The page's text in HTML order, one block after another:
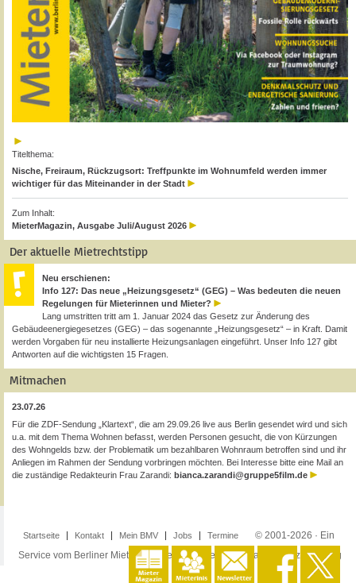
Titelthema:
Nische, Freiraum, Rückzugsort: Treffpunkte im Wohnumfeld werden immer
wichtiger für das Miteinander in der Stadt
Zum Inhalt:
MieterMagazin, Ausgabe Juli/August 2026
Der aktuelle Mietrechtstipp
Neu erschienen:
Info 127: Das neue „Heizungsgesetz“ (GEG) – Was bedeuten die neuen
Regelungen für Mieterinnen und Mieter?
Lang umstritten tritt am 1. Januar 2024 das Gesetz zur Änderung des
Gebäudeenergiegesetzes (GEG) – das sogenannte „Heizungsgesetz“ – in Kraft. Damit
werden Vorgaben für neu installierte Heizungsanlagen eingeführt. Unser Info 127 gibt
Antworten auf die wichtigsten 15 Fragen.
Mitmachen
23.07.26
Für die ZDF-Sendung „Klartext“, die am 29.09.26 live aus Berlin gesendet wird und sich
u.a. mit dem Thema Wohnen befasst, werden Personen gesucht, die von Kürzungen
des Wohngelds bzw. der Problematik um bezahlbaren Wohnraum betroffen sind und ihr
Anliegen im Rahmen der Sendung vorbringen möchten. Bei Interesse bitte eine Mail an
die zuständige Redakteurin Frau Zarandi: bianca.zarandi@gruppe5film.de
Startseite Kontakt Mein BMV Jobs Termine
© 2001-2026 · Ein
Service vom Berliner Mieterverein e.V. ·Impressum·Datenschutzerklärung